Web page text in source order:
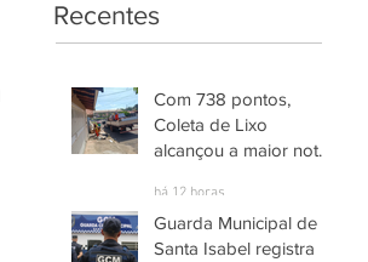
Recentes
Com 738 pontos,
Coleta de Lixo
alcançou a maior nota
avaliados em
Piracicaba
há 12 horas
Guarda Municipal de
Santa Isabel registra